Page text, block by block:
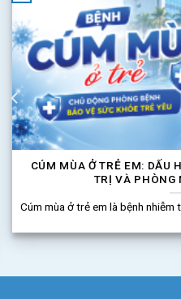
CÚM MÙA Ở TRẺ EM: DẤU
TRỊ VÀ PHÒNG
Cúm mùa ở trẻ em là bệnh